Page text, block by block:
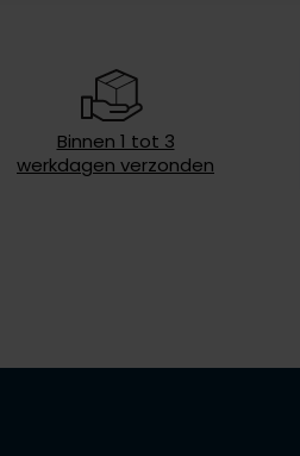
Binnen 1 tot 3
werkdagen verzonden